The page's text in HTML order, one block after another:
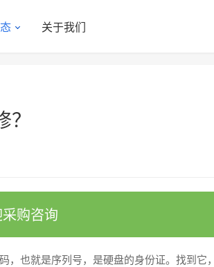
关于我们
购咨询
也就是序列号，是硬盘的身份证。找到它，